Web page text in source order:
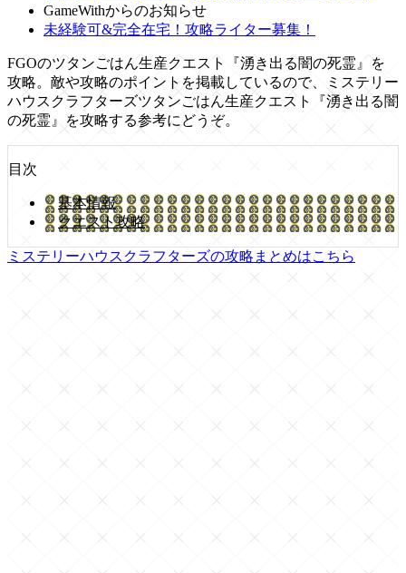
GameWithからのお知らせ
未経験可&完全在宅！攻略ライター募集！
FGOのツタンごはん生産クエスト『湧き出る闇の死霊』を
攻略。敵や攻略のポイントを掲載しているので、ミステリー
ハウスクラフターズツタンごはん生産クエスト『湧き出る闇
の死霊』を攻略する参考にどうぞ。
目次
基本情報
クエスト攻略
ミステリーハウスクラフターズの攻略まとめはこちら